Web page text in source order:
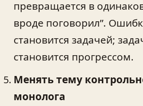
превращается в
вроде поговорил”.
становится задачей;
становится прогрессом.
Менять тему
монолога